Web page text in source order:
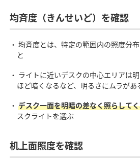
均斉度（きんせいど）を確認
・ 均斉度とは、特定の範囲内の照度分
と
・ ライトに近いデスクの中心エリアは
ほど暗くなるなど、明るさにムラが
・ デスク一面を明暗の差なく照らして
スクライトを選ぶ
机上面照度を確認